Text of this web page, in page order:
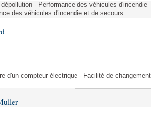
- Performance des véhicules d'incendie
des véhicules d'incendie et de secours
d'un compteur électrique - Facilité de changement